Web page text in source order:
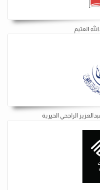
العثيم
الراجحي الخيرية